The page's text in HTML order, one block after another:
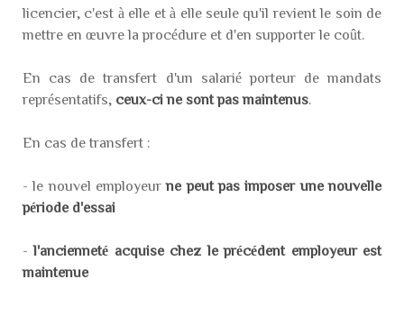
licencier, c'est à elle et à elle seule qu'il revient le soin de
mettre en œuvre la procédure et d'en supporter le coût.
En cas de transfert d'un salarié porteur de mandats
représentatifs, ceux-ci ne sont pas maintenus.
En cas de transfert :
- le nouvel employeurne peut pas imposer une nouvelle
période d'essai
-l'ancienneté acquise chez le précédent employeur est
maintenue